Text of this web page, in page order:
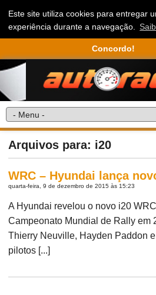
Este site utiliza cookies para entregar
experiência durante a navegação.
Concordo!
Arquivos para: i20
WRC – Hyundai lança
quarta-feira, 9 de dezembro de 2015 às 15:23
A Hyundai revelou o novo i20
Campeonato Mundial de Rally em
Thierry Neuville, Hayden Paddon
pilotos [...]